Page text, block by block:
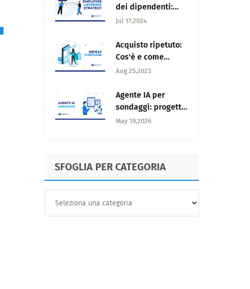
dei dipendenti:
Cos'è e come
Jul 17,2024
Acquisto ripetuto:
Cos'è e come
promuoverlo in
Aug 25,2023
Agente IA per
sondaggi: progetta
e lancia senza
May 19,2026
SFOGLIA PER CATEGORIA
PER
CATEGORIA